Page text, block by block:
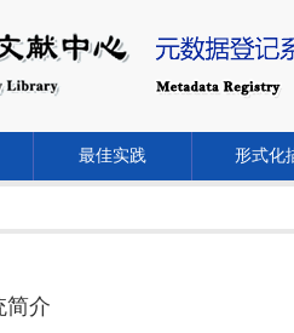
最佳实践 形式化
简介